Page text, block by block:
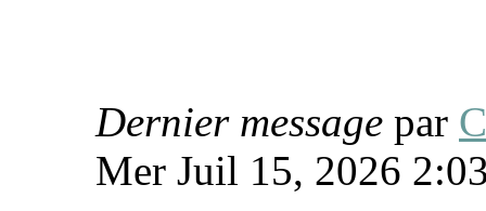
Dernier message par
Mer Juil 15, 2026